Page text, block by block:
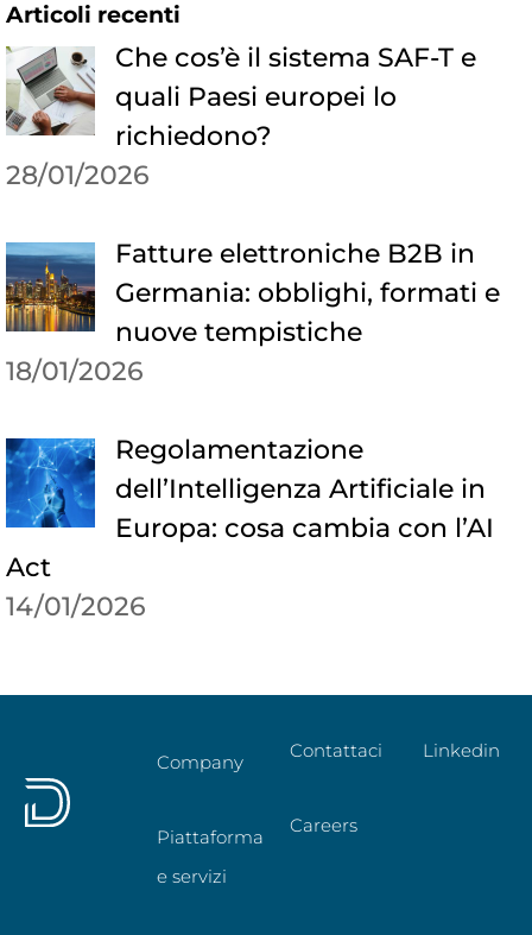
Articoli recenti
Che cos’è il sistema SAF-T e
quali Paesi europei lo
richiedono?
28/01/2026
Fatture elettroniche B2B in
Germania: obblighi, formati e
nuove tempistiche
18/01/2026
Regolamentazione
dell’Intelligenza Artificiale in
Europa: cosa cambia con l’AI
Act
14/01/2026
Company
Piattaforma
e servizi
Contattaci
Careers
Linkedin